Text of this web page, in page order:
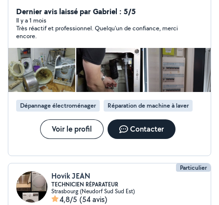
Z
Dernier avis laissé par Gabriel : 5/5
Il y a 1 mois
Très réactif et professionnel. Quelqu'un de confiance, merci
encore.
Dépannage électroménager Réparation de machine à laver
Voir le profil Contacter
Particulier
Hovik JEAN
TECHNICIEN RÉPARATEUR
Strasbourg (Neudorf Sud Sud Est)
4,8/5 (54 avis)